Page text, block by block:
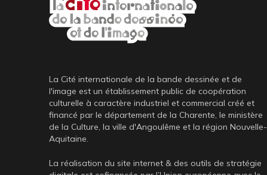
La Cité internationale de la bande dessinée et de
l'image est un établissement public de coopération
culturelle à caractère industriel et commercial créé et
financé par le département de la Charente, le ministère
de la Culture, la ville d'Angoulême et la région Nouvelle-
Aquitaine.
La réalisation du site internet & des outils de stratégie